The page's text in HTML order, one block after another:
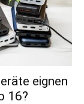
eignen
16?